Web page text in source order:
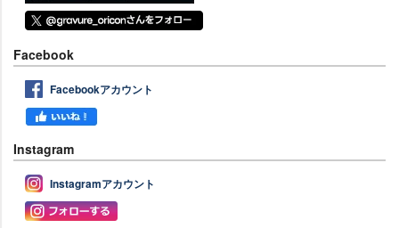
Facebook
Facebookアカウント
Instagram
Instagramアカウント